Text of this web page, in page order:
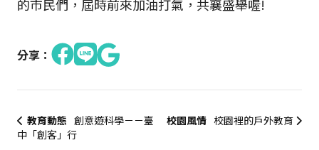
的市民們，屆時前來加油打氣，共襄盛舉喔!
分享：
教育動態 創意遊科學－－臺
中「創客」行
校園風情 校園裡的戶外教育